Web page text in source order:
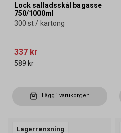
Lock salladsskål bagasse
750/1000ml
300 st / kartong
337 kr
589 kr
Lägg i varukorgen
Lagerrensning